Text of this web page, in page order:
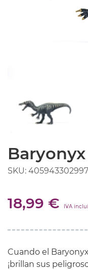
SKU:
18,99 € IVA
Cuando el
¡brillan sus